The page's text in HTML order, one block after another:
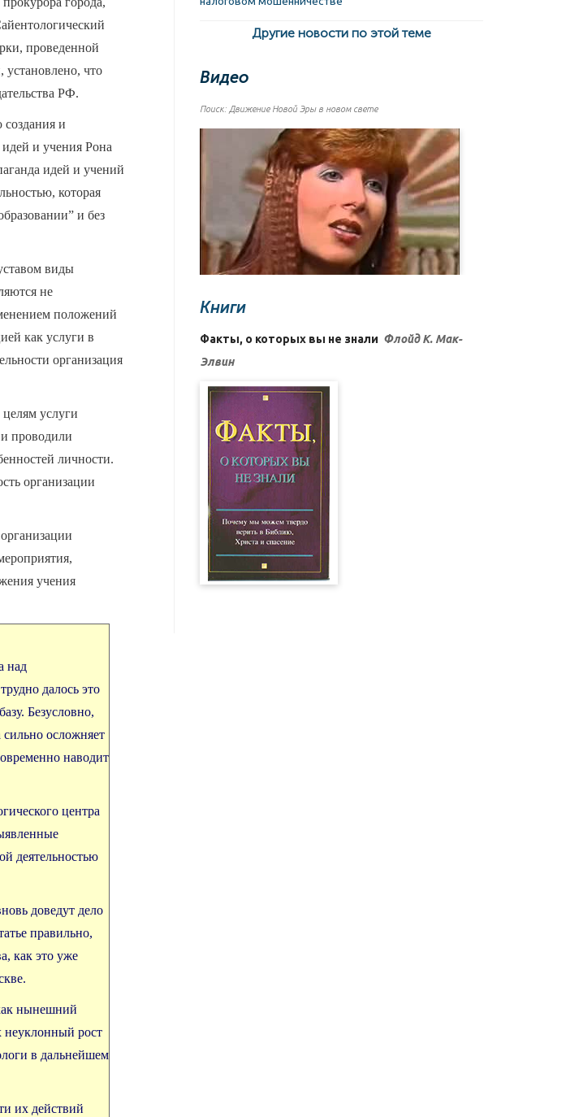
проведенной
что
РФ.
создания и
идей и учения Рона
идей и учений
которая
и без
виды
не
положений
как услуги в
организация
услуги
проводили
личности.
организации
учения
над
далось это
Безусловно,
сильно осложняет
наводит
центра
деятельностью
доведут дело
правильно,
как это уже
нынешний
неуклонный рост
в дальнейшем
их действий
Другие новости по этой теме
Видео
Поиск: Движение Новой Эры в новом свете
Книги
Факты, о которых вы не знали Флойд К. Мак-
Элвин